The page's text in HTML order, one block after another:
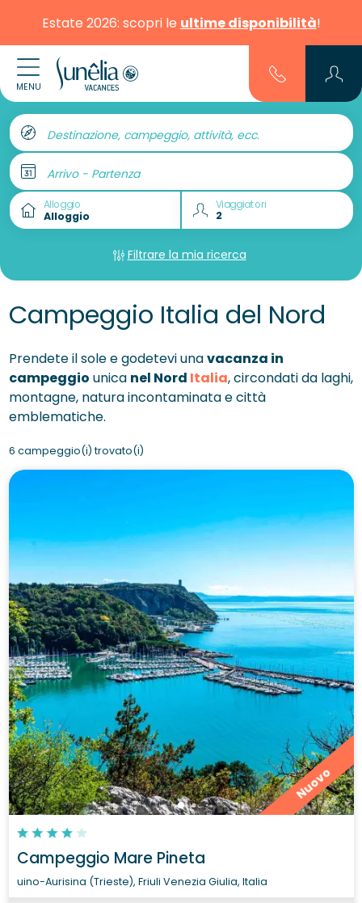
Estate 2026: scopri le ultime disponibilità!
MENU
Destinazione, campeggio, attività, ecc.
Arrivo - Partenza
Alloggio Viaggiatori
Filtrare la mia ricerca
Campeggio Italia del Nord
Prendete il sole e godetevi unavacanza in
campeggio unica nel Nord Italia, circondati da laghi,
montagne, natura incontaminata e città
emblematiche.
6 campeggio(i) trovato(i)
Nuovo
Campeggio Mare Pineta
uino-Aurisina (Trieste), Friuli Venezia Giulia, Italia